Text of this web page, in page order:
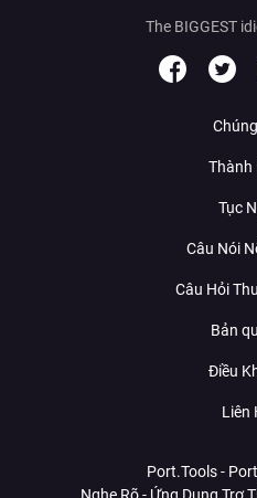
The BIGGEST
Thành
Tục
Câu Nói
Câu Hỏi
Bản
Điều
Liên
Port.Tools -